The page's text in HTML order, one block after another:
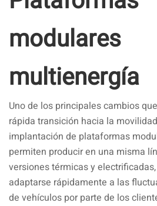
modulares
multienergía
Uno de los principales cambios
rápida transición hacia la
implantación de plataformas
permiten producir en una misma
versiones térmicas y
adaptarse rápidamente a las
de vehículos por parte de los